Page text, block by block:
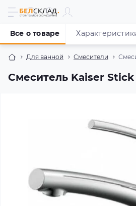
Для ванной Смесители
Смеситель Kaiser Stick
Все о товаре